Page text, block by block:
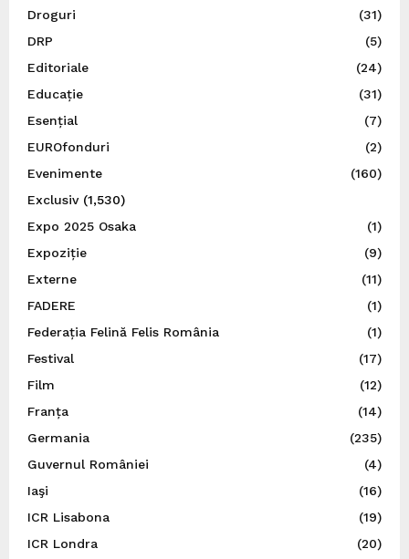
Droguri
(31)
DRP
(5)
Editoriale
(24)
Educație
(31)
Esențial
(7)
EUROfonduri
(2)
Evenimente
(160)
Exclusiv(1,530)
Expo 2025 Osaka
(1)
Expoziție
(9)
Externe
(11)
FADERE
(1)
Federația Felină Felis România
(1)
Festival
(17)
Film
(12)
Franța
(14)
Germania
(235)
Guvernul României
(4)
Iaşi
(16)
ICR Lisabona
(19)
ICR Londra
(20)